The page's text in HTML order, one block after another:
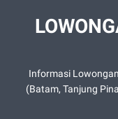
Informasi
(Batam, Tanjung